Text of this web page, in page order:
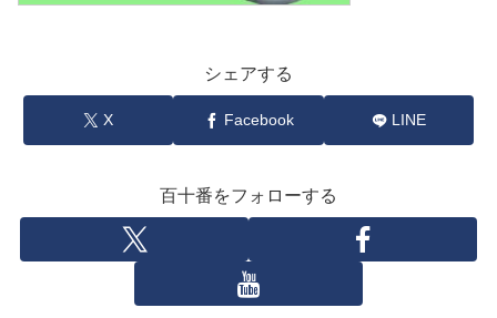
シェアする
X Facebook LINE
百十番をフォローする